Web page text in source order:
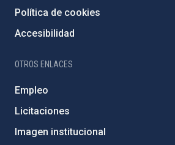
Política de cookies
Accesibilidad
OTROS ENLACES
Empleo
Licitaciones
Imagen institucional